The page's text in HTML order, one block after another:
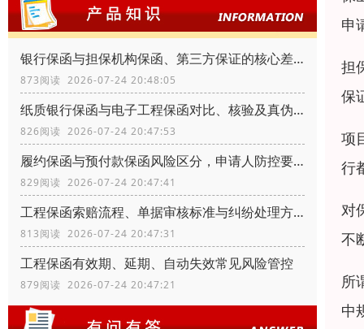
银行保函与担保机构保函、第三方保证的核心差异
873阅读 2026-07-24 20:48:05
纸质银行保函与电子工程保函对比、核验及真伪辨别
826阅读 2026-07-24 20:47:53
履约保函与预付款保函风险区分，申请人防控要点
829阅读 2026-07-24 20:47:41
工程保函索赔流程、单据审核标准与纠纷处理方式
813阅读 2026-07-24 20:47:31
工程保函有效期、延期、自动失效常见风险管控
879阅读 2026-07-24 20:47:21
申
担
保
项
行
对
不
所
中